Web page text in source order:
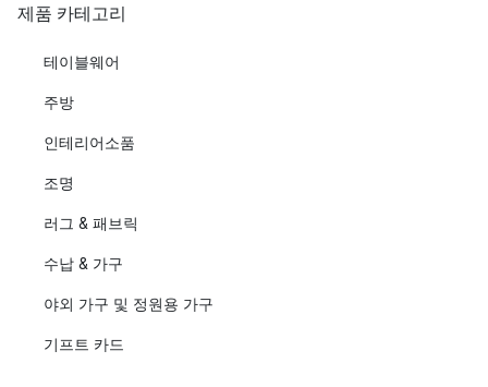
제품 카테고리
테이블웨어
주방
인테리어소품
조명
러그 & 패브릭
수납 & 가구
야외 가구 및 정원용 가구
기프트 카드